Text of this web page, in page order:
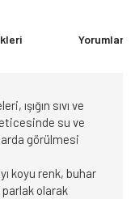
Yorumlar
ışığın sıvı ve
su ve
görülmesi
koyu renk, buhar
parlak olarak